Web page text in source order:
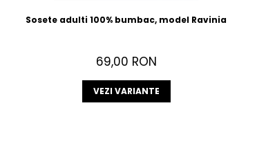
Sosete adulti 100% bumbac, model Ravinia
69,00 RON
VEZI VARIANTE